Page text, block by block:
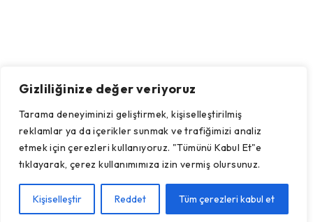
Gizliliğinize değer veriyoruz
Tarama deneyiminizi geliştirmek, kişiselleştirilmiş
reklamlar ya da içerikler sunmak ve trafiğimizi analiz
etmek için çerezleri kullanıyoruz. "Tümünü Kabul Et"e
tıklayarak, çerez kullanımımıza izin vermiş olursunuz.
Kişiselleştir Reddet Tüm çerezleri kabul et